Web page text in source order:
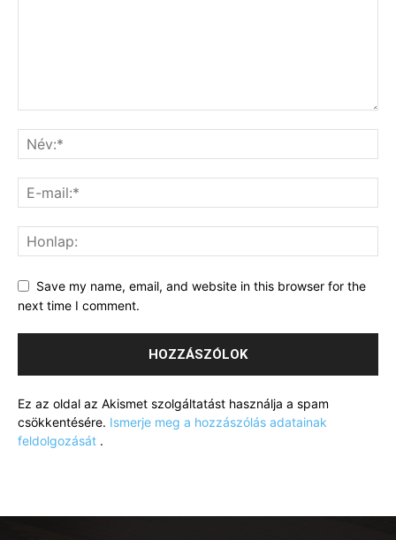
Save my name, email, and website in this browser for the
next time I comment.
Ez az oldal az Akismet szolgáltatást használja a spam
csökkentésére. Ismerje meg a hozzászólás adatainak
feldolgozását .